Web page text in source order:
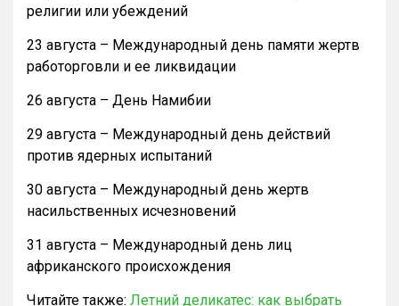
религии или убеждений
23 августа – Международный день памяти жертв
работорговли и ее ликвидации
26 августа – День Намибии
29 августа – Международный день действий
против ядерных испытаний
30 августа – Международный день жертв
насильственных исчезновений
31 августа – Международный день лиц
африканского происхождения
Читайте также: Летний деликатес: как выбрать